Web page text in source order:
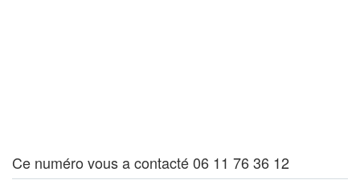
Ce numéro vous a contacté 06 11 76 36 12